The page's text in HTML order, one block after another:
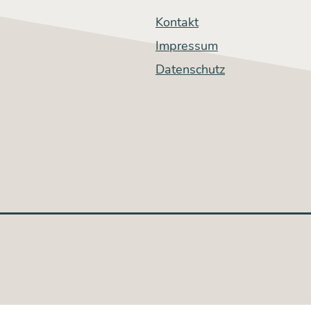
Kontakt
Impressum
Datenschutz